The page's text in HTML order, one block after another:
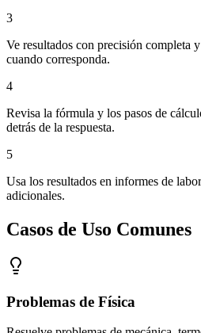
3
Ve resultados con precisión completa
cuando corresponda.
4
Revisa la fórmula y los pasos de
detrás de la respuesta.
5
Usa los resultados en informes de
adicionales.
Casos de Uso Comunes
Problemas de Física